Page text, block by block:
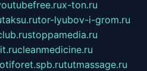
x-ton.ru
taksu.rutor-lyubov-i-grom.ru
stoppamedia.ru
cleanmedicine.ru
tutmassage.ru